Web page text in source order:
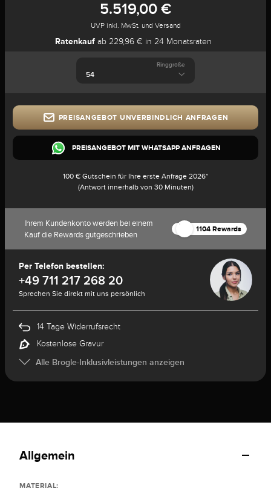
5.519,00 €
UVP inkl. MwSt. und Versand
Ratenkaufab 229,96 € in 24 Monatsraten
Ringgröße
PREISANGEBOT UNVERBINDLICH ANFRAGEN
PREISANGEBOT MIT WHATSAPP ANFRAGEN
100 € Gutschein für Ihre erste Anfrage 2026*
(Antwort innerhalb von 30 Minuten)
Ihrem Kundenkonto werden bei einem
Kauf die Rewards gutgeschrieben
1104 Rewards
Per Telefon bestellen:
+49 711 217 268 20
Sprechen Sie direkt mit uns persönlich
14 Tage Widerrufsrecht
Kostenlose Gravur
Alle Brogle-Inklusivleistungen anzeigen
Allgemein
MATERIAL: